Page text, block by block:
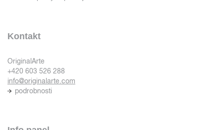
Kontakt
OriginalArte
+420 603 526 288
info@originalarte.com
podrobnosti